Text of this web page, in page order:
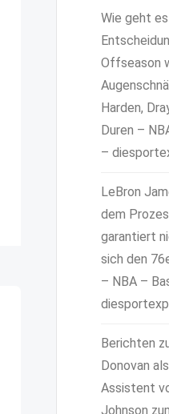
Wie geht
Offseason
Harden,
Duren –
–
LeBron
dem
garantiert
sich den
– NBA –
Berichten
Donovan
Assistent
Johnson